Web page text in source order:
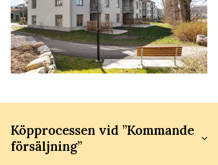
Köpprocessen vid ”Kommande
försäljning”